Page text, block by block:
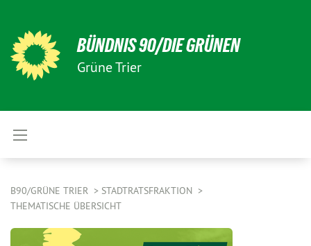
BÜNDNIS 90/DIE GRÜNEN
Grüne Trier
B90/GRÜNE TRIER
STADTRATSFRAKTION
THEMATISCHE ÜBERSICHT